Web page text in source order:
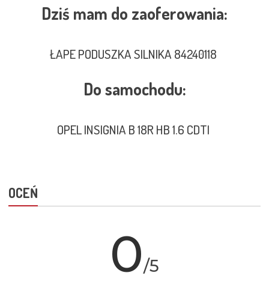
Dziś mam do zaoferowania:
ŁAPE PODUSZKA SILNIKA 84240118
Do samochodu:
OPEL INSIGNIA B 18R HB 1.6 CDTI
OCEŃ
0/5